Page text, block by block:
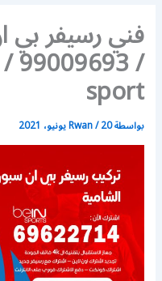
فني رسيفر بي
sport
بواسطة Rwan/20 يونيو، 2021